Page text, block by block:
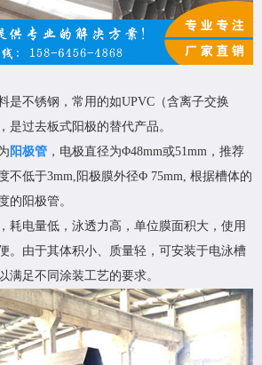
是不锈钢，常用的如UPVC（含离子交换
是过去板式阳极的替代产品。
阳极管 ，电极直径为Φ48mm或51mm，推荐
不低于3mm,阳极膜外径Φ 75mm, 根据槽体的
的阳极管。
耗电量低，泳透力高，单位膜面积大，使用
。由于其体积小、质量轻，可安装于电泳槽
满足不同涂装工艺的要求。